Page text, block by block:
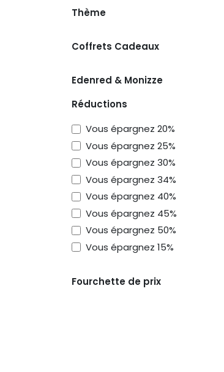
Thème
Coffrets Cadeaux
Edenred & Monizze
Réductions
Vous épargnez 20%
Vous épargnez 25%
Vous épargnez 30%
Vous épargnez 34%
Vous épargnez 40%
Vous épargnez 45%
Vous épargnez 50%
Vous épargnez 15%
Fourchette de prix
1180 Uccle - Belgique